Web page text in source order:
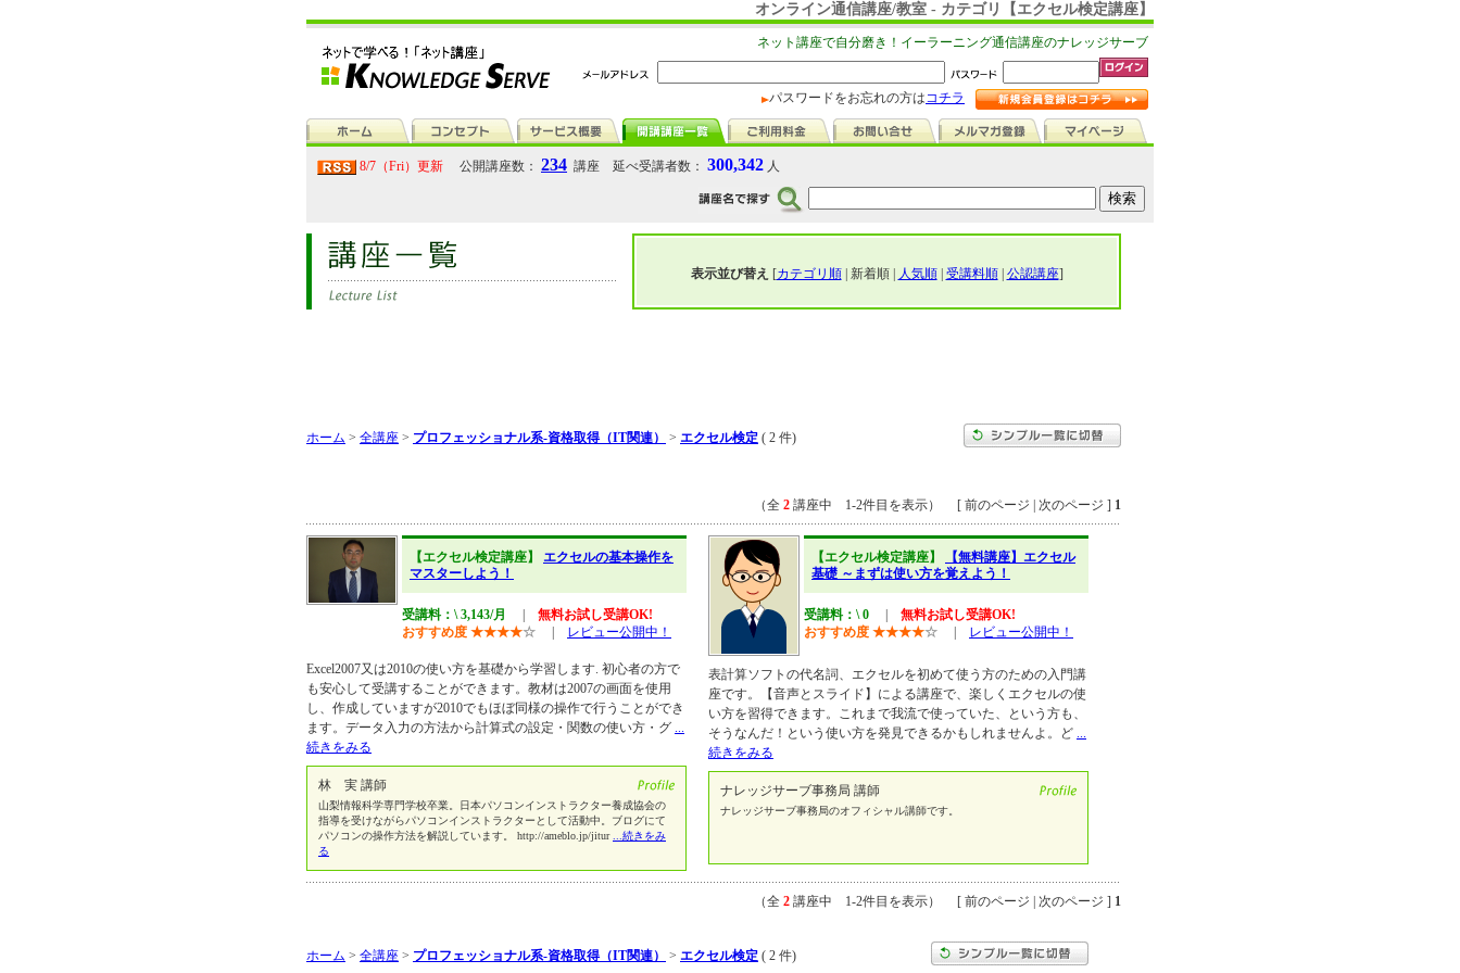
オンライン通信講座/教室 - カテゴリ【エクセル検定講座】
ネット講座で自分磨き！イーラーニング通信講座のナレッジサーブ
パスワードをお忘れの方はコチラ
8/7（Fri）更新 公開講座数： 234 講座 延べ受講者数： 300,342 人
表示並び替え [カテゴリ順| 新着順 | 人気順| 受講料順| 公認講座]
ホーム > 全講座 > プロフェッショナル系-資格取得（IT関連） > エクセル検定 ( 2 件)
（全 2 講座中 1-2件目を表示） [ 前のページ | 次のページ ] 1
【エクセル検定講座】 エクセルの基本操作を
マスターしよう！
受講料：\ 3,143/月
無料お試し受講OK!
おすすめ度 ★★★★☆ レビュー公開中！
Excel2007又は2010の使い方を基礎から学習します. 初心者の方で
も安心して受講することができます。教材は2007の画面を使用
し、作成していますが2010でもほぼ同様の操作で行うことができ
ます。データ入力の方法から計算式の設定・関数の使い方・グ ...
続きをみる
林 実 講師
山梨情報科学専門学校卒業。日本パソコンインストラクター養成協会の
指導を受けながらパソコンインストラクターとして活動中。ブログにて
パソコンの操作方法を解説しています。 http://ameblo.jp/jitur
...続きをみ
る
【エクセル検定講座】
【無料講座】エクセル
基礎 ～まずは使い方を覚えよう！
受講料：\ 0
無料お試し受講OK!
おすすめ度 ★★★★☆ レビュー公開中！
表計算ソフトの代名詞、エクセルを初めて使う方のための入門講
座です。【音声とスライド】による講座で、楽しくエクセルの使
い方を習得できます。これまで我流で使っていた、という方も、
そうなんだ！という使い方を発見できるかもしれませんよ。ど ...
続きをみる
ナレッジサーブ事務局 講師
ナレッジサーブ事務局のオフィシャル講師です。
（全 2 講座中 1-2件目を表示） [ 前のページ | 次のページ ] 1
ホーム > 全講座 > プロフェッショナル系-資格取得（IT関連） > エクセル検定 ( 2 件)